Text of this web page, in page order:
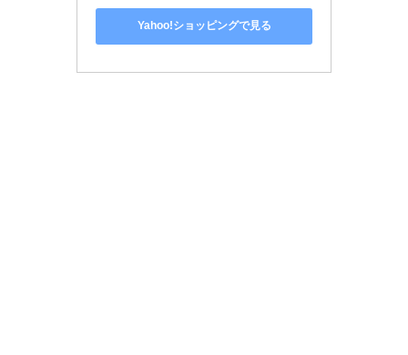
Yahoo!ショッピングで見る